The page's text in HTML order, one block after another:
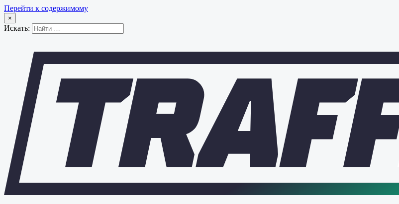
Перейти к содержимому
×
Искать: